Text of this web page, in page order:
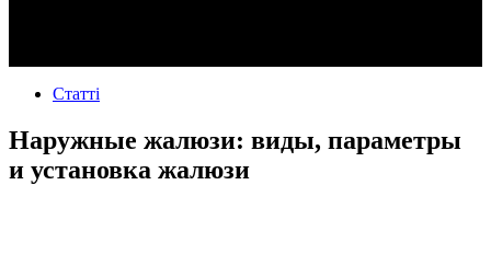
Статті
Наружные жалюзи: виды, параметры
и установка жалюзи